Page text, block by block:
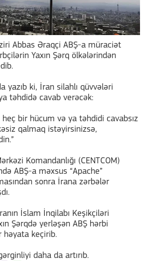
Abbas Əraqçi ABŞ-a müraciət
Yaxın Şərq ölkələrindən
yazıb ki, İran silahlı qüvvələri
təhdidə cavab verəcək:
heç bir hücum və ya təhdidi cavabsız
qalmaq istəyirsinizsə,
Komandanlığı (CENTCOM)
ABŞ-a məxsus “Apache”
sonra İrana zərbələr
İslam İnqilabı Keşikçiləri
Şərqdə yerləşən ABŞ hərbi
həyata keçirib.
daha da artırıb.